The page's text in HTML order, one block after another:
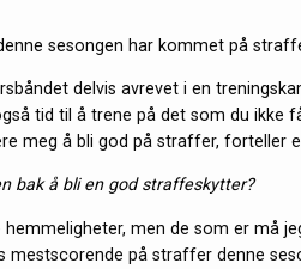
sesongen har kommet på
delvis avrevet i en
tid til å trene på det som du ikke
meg å bli god på straffer, forteller
bak å bli en god straffeskytter?
hemmeligheter, men de som er må
mestscorende på straffer denne